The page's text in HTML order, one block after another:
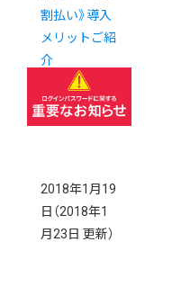
割払い》導入
メリットご紹
介
2018年1月19
日 （2018年1
月23日 更新）